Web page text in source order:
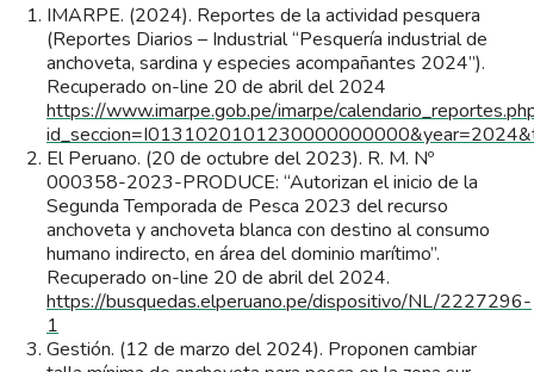
IMARPE. (2024). Reportes de la actividad pesquera
(Reportes Diarios – Industrial “Pesquería industrial de
anchoveta, sardina y especies acompañantes 2024”).
Recuperado on-line 20 de abril del 2024
https://www.imarpe.gob.pe/imarpe/
El Peruano. (20 de octubre del 2023). R. M. Nº
000358-2023-PRODUCE: “Autorizan el inicio de la
Segunda Temporada de Pesca 2023 del recurso
anchoveta y anchoveta blanca con destino al consumo
humano indirecto, en área del dominio marítimo”.
Recuperado on-line 20 de abril del 2024.
https://busquedas.elperuano.pe/dispositivo/NL/2227296-
1
Gestión. (12 de marzo del 2024). Proponen cambiar